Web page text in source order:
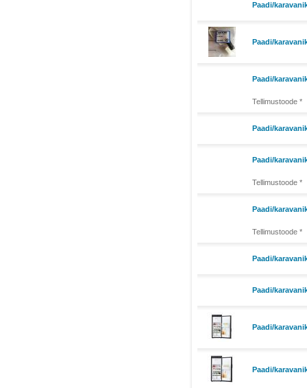
Paadi/
Paadi/
Paadi/
Tellimustoode *
Paadi/
Paadi/
Tellimustoode *
Paadi/
Tellimustoode *
Paadi/
Paadi/
Paadi/
Paadi/